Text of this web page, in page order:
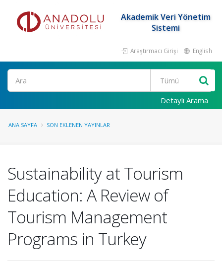
Akademik Veri Yönetim
Sistemi
Araştırmacı Girişi English
Ara
Detaylı Arama
ANA SAYFA SON EKLENEN YAYINLAR
Sustainability at Tourism
Education: A Review of
Tourism Management
Programs in Turkey